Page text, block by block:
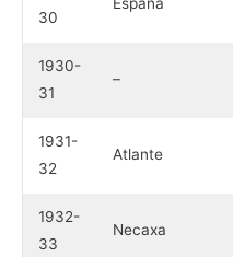
30
1930-
31
–
1931-
32
Atlante
1932-
33
Necaxa